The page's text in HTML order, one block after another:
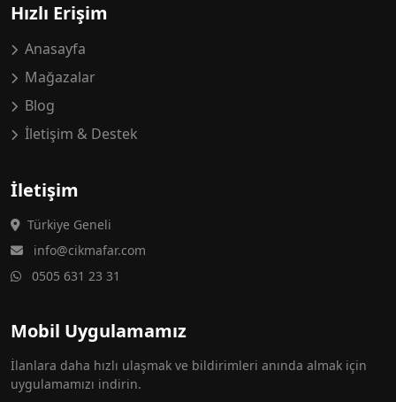
Hızlı Erişim
Anasayfa
Mağazalar
Blog
İletişim & Destek
İletişim
Türkiye Geneli
info@cikmafar.com
0505 631 23 31
Mobil Uygulamamız
İlanlara daha hızlı ulaşmak ve bildirimleri anında almak için
uygulamamızı indirin.